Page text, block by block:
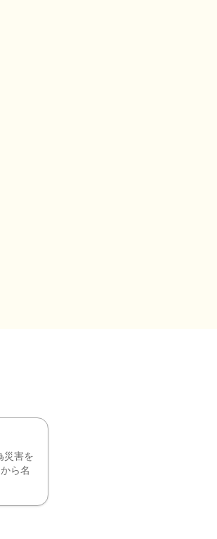
災害を
ら名